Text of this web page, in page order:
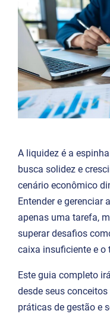
A liquidez é a
busca solidez e
cenário econômico
Entender e gerenciar a
apenas uma tarefa,
superar desafios
caixa insuficiente e o
Este guia completo
desde seus
práticas de gestão e